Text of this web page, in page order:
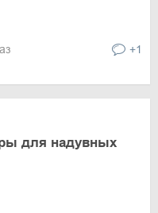
+1
для надувных